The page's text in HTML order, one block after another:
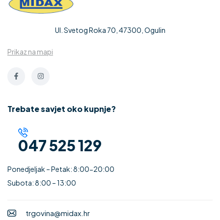
Ul. Svetog Roka 70, 47300, Ogulin
Prikaz na mapi
Trebate savjet oko kupnje?
047 525 129
Ponedjeljak – Petak: 8:00-20:00
Subota: 8:00 – 13:00
trgovina@midax.hr